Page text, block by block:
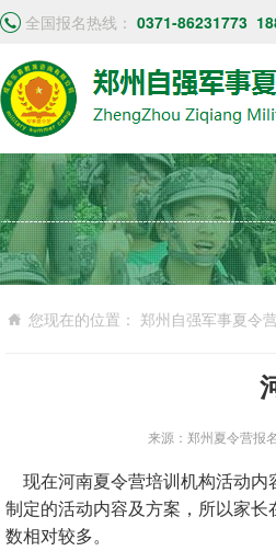
全国报名热线： 0371-86231773
您现在的位置： 郑州自强军事夏令
来源：郑州夏令营报名
现在河南夏令营培训机构活动内
制定的活动内容及方案，所以家
数相对较多。